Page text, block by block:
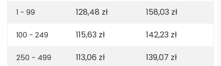
1 - 99 128,48 zł 158,03 zł
100 - 249 115,63 zł 142,23 zł
250 - 499 113,06 zł 139,07 zł